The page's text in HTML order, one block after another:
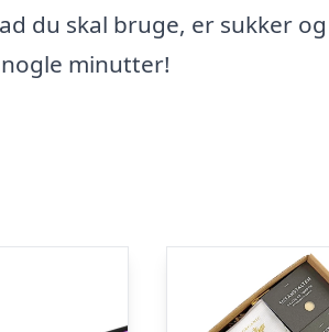
du skal bruge, er sukker
minutter!